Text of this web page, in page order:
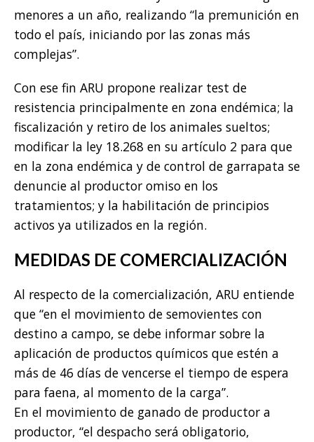
menores a un año, realizando “la premunición en
todo el país, iniciando por las zonas más
complejas”.
Con ese fin ARU propone realizar test de
resistencia principalmente en zona endémica; la
fiscalización y retiro de los animales sueltos;
modificar la ley 18.268 en su artículo 2 para que
en la zona endémica y de control de garrapata se
denuncie al productor omiso en los
tratamientos; y la habilitación de principios
activos ya utilizados en la región.
MEDIDAS DE COMERCIALIZACIÓN
Al respecto de la comercialización, ARU entiende
que “en el movimiento de semovientes con
destino a campo, se debe informar sobre la
aplicación de productos químicos que estén a
más de 46 días de vencerse el tiempo de espera
para faena, al momento de la carga”.
En el movimiento de ganado de productor a
productor, “el despacho será obligatorio,